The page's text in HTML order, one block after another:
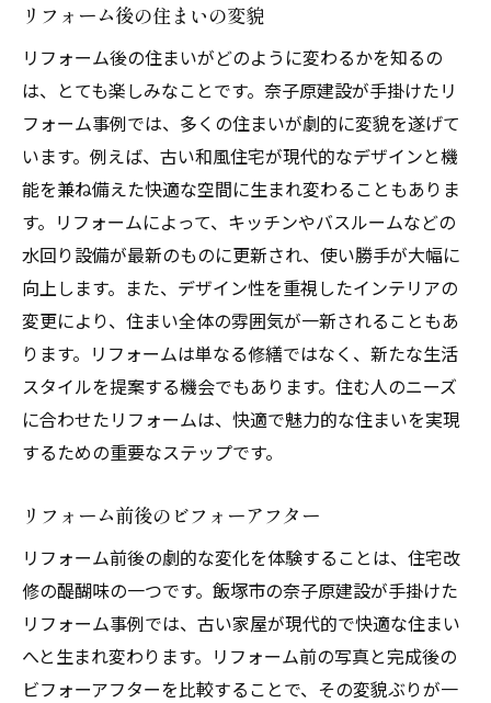
リフォーム後の住まいの変貌
リフォーム後の住まいがどのように変わるかを知るの
は、とても楽しみなことです。奈子原建設が手掛けたリ
フォーム事例では、多くの住まいが劇的に変貌を遂げて
います。例えば、古い和風住宅が現代的なデザインと機
能を兼ね備えた快適な空間に生まれ変わることもありま
す。リフォームによって、キッチンやバスルームなどの
水回り設備が最新のものに更新され、使い勝手が大幅に
向上します。また、デザイン性を重視したインテリアの
変更により、住まい全体の雰囲気が一新されることもあ
ります。リフォームは単なる修繕ではなく、新たな生活
スタイルを提案する機会でもあります。住む人のニーズ
に合わせたリフォームは、快適で魅力的な住まいを実現
するための重要なステップです。
リフォーム前後のビフォーアフター
リフォーム前後の劇的な変化を体験することは、住宅改
修の醍醐味の一つです。飯塚市の奈子原建設が手掛けた
リフォーム事例では、古い家屋が現代的で快適な住まい
へと生まれ変わります。リフォーム前の写真と完成後の
ビフォーアフターを比較することで、その変貌ぶりが一